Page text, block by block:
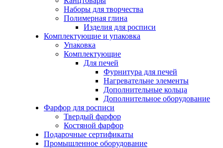
Наборы для творчества
Полимерная глина
Изделия для росписи
Комплектующие и упаковка
Упаковка
Комплектующие
Для печей
Фурнитура для печей
Нагревательне элементы
Дополнительные кольца
Дополнительное оборудование
Фарфор для росписи
Твердый фарфор
Костяной фарфор
Подарочные сертификаты
Промышленное оборудование